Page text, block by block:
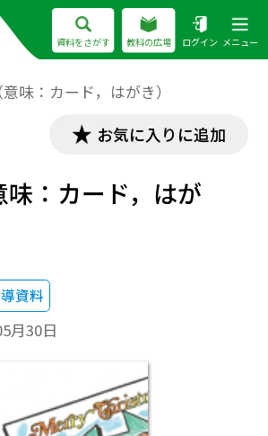
資料をさがす 教科の広場 ログイン メニュー
味：カード，はがき）
お気に入りに追加
：カード，はが
資料
月30日